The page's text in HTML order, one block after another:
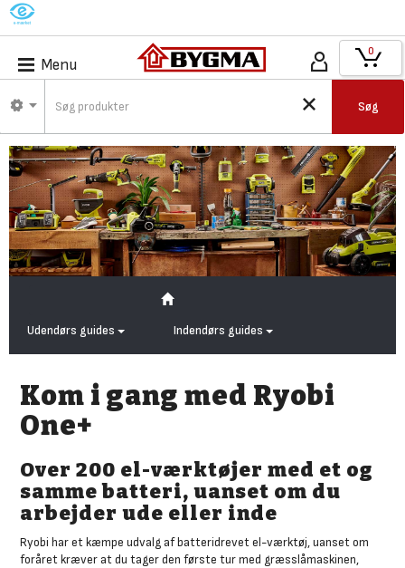
M
Menu
Søg
0
Udendørs guides Indendørs guides
Kom i gang med Ryobi
One+
Over 200 el-værktøjer med et og
samme batteri, uanset om du
arbejder ude eller inde
Ryobi har et kæmpe udvalg af batteridrevet el-værktøj, uanset om
foråret kræver at du tager den første tur med græsslåmaskinen,